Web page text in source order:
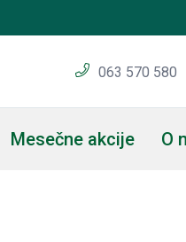
063 570 580
Mesečne akcije O